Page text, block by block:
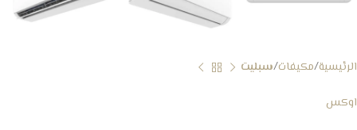
الرئيسية مكيفات سبليت
اوكس